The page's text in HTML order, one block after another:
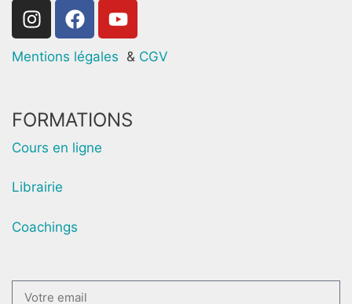
Mentions légales & CGV
FORMATIONS
Cours en ligne
Librairie
Coachings